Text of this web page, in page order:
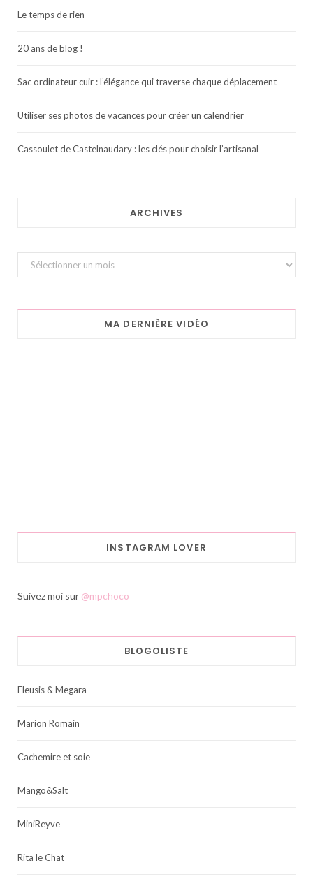
Le temps de rien
20 ans de blog !
Sac ordinateur cuir : l’élégance qui traverse chaque déplacement
Utiliser ses photos de vacances pour créer un calendrier
Cassoulet de Castelnaudary : les clés pour choisir l’artisanal
ARCHIVES
Archives
MA DERNIÈRE VIDÉO
INSTAGRAM LOVER
Suivez moi sur @mpchoco
BLOGOLISTE
Eleusis & Megara
Marion Romain
Cachemire et soie
Mango&Salt
MiniReyve
Rita le Chat